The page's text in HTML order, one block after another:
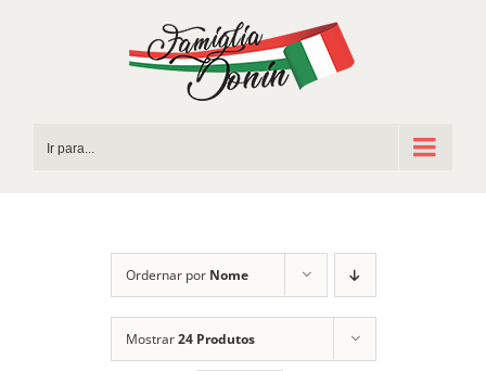
Ir para...
Ordernar por Nome
Mostrar24 Produtos